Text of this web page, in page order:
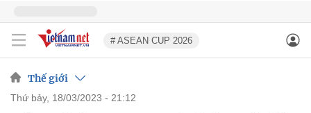
# ASEAN CUP 2026
Thế giới
thứ bảy, 18/03/2023 - 21:12